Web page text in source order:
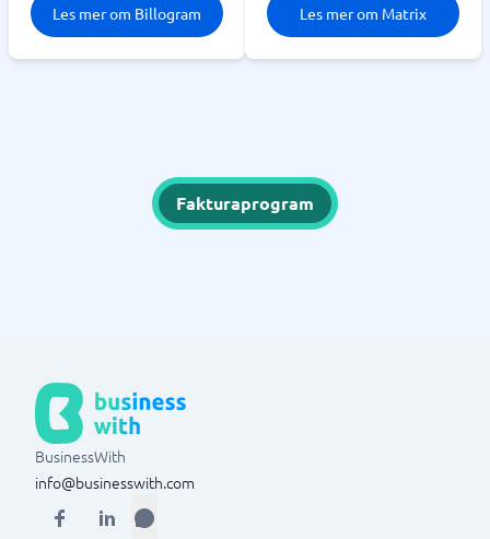
Les mer om Billogram Les mer om Matrix
Fakturaprogram
BusinessWith
info@businesswith.com